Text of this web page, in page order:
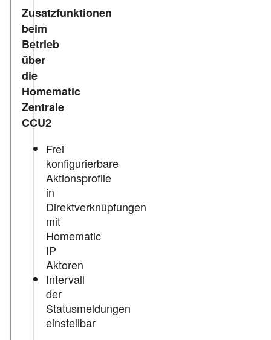
Zusatzfunktionen
beim
Betrieb
über
die
Homematic
Zentrale
CCU2
Frei
konfigurierbare
Aktionsprofile
in
Direktverknüpfungen
mit
Homematic
IP
Aktoren
Intervall
der
Statusmeldungen
einstellbar